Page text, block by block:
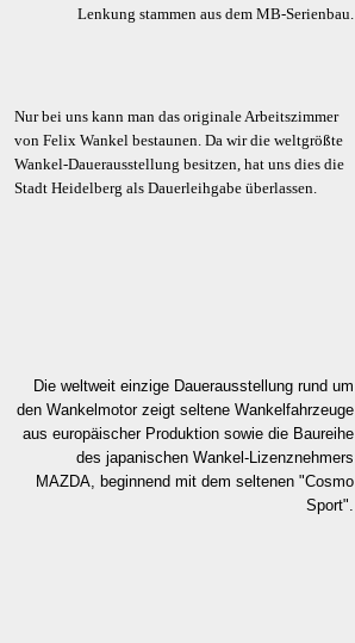
Lenkung stammen aus dem MB-Serienbau.
Nur bei uns kann man das originale Arbeitszimmer
von Felix Wankel bestaunen. Da wir die weltgrößte
Wankel-Dauerausstellung besitzen, hat uns dies die
Stadt Heidelberg als Dauerleihgabe überlassen.
Die weltweit einzige Dauerausstellung rund um
den Wankelmotor zeigt seltene Wankelfahrzeuge
aus europäischer Produktion sowie die Baureihe
des japanischen Wankel-Lizenznehmers
MAZDA, beginnend mit dem seltenen "Cosmo
Sport".